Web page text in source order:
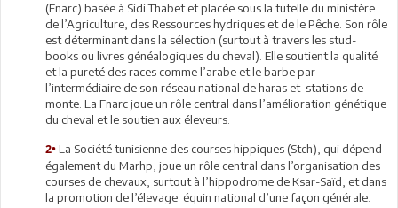
(Fnarc) basée à Sidi Thabet et placée sous la tutelle du ministère
de l’Agriculture, des Ressources hydriques et de le Pêche. Son rôle
est déterminant dans la sélection (surtout à travers les stud-
books ou livres généalogiques du cheval). Elle soutient la qualité
et la pureté des races comme l’arabe et le barbe par
l’intermédiaire de son réseau national de haras et stations de
monte. La Fnarc joue un rôle central dans l’amélioration génétique
du cheval et le soutien aux éleveurs.
2• La Société tunisienne des courses hippiques (Stch), qui dépend
également du Marhp, joue un rôle central dans l’organisation des
courses de chevaux, surtout à l’hippodrome de Ksar-Saïd, et dans
la promotion de l’élevage équin national d’une façon générale.